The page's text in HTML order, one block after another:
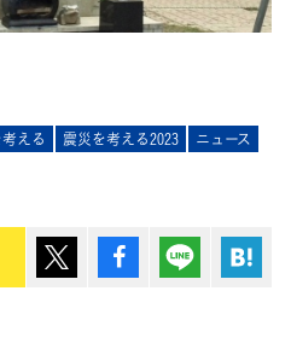
える 震災を考える2023 ニュース
ポスト シェア Lineで送